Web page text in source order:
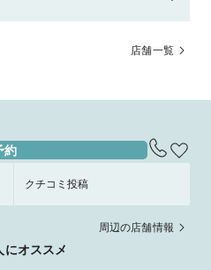
店舗一覧
約
クチコミ投稿
周辺の店舗情報
にオススメ